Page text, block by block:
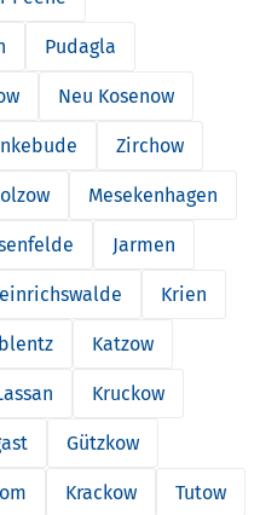
Pudagla
Neu Kosenow
Zirchow
Mesekenhagen
Jarmen
Krien
Katzow
Kruckow
Gützkow
Krackow Tutow